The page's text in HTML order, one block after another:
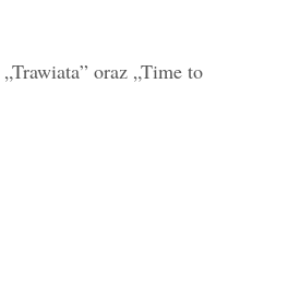
oraz „Time to